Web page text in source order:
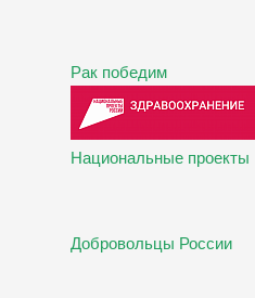
Рак победим
Национальные проекты
Добровольцы России